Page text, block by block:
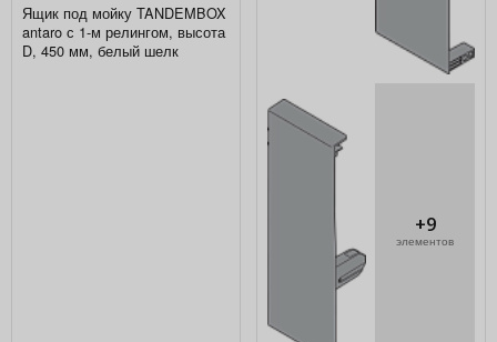
Ящик под мойку TANDEMBOX
antaro с 1-м релингом, высота
D, 450 мм, белый шелк
+9
элементов